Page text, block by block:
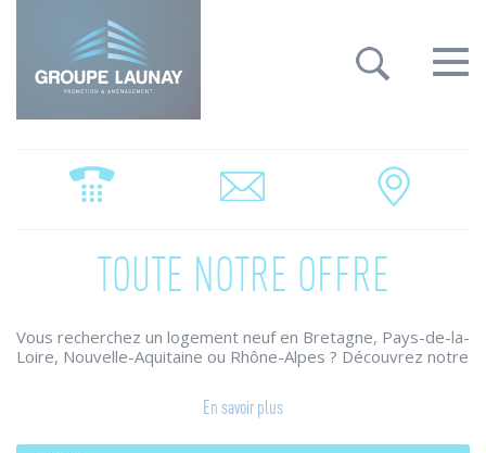
Toggle
TOUTE NOTRE OFFRE
Vous recherchez un logement neuf en Bretagne, Pays-de-la-
Loire, Nouvelle-Aquitaine ou Rhône-Alpes ? Découvrez notre
Le Groupe Launay conjugue ses savoir-faire pour construire
des maisons individuelles et appartements neufs qui
En savoir plus